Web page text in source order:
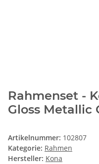
Rahmenset -
Gloss Metallic
Artikelnummer: 102807
Kategorie: Rahmen
Hersteller: Kona